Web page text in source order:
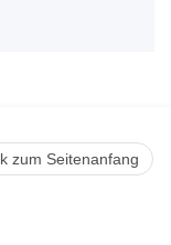
zum Seitenanfang